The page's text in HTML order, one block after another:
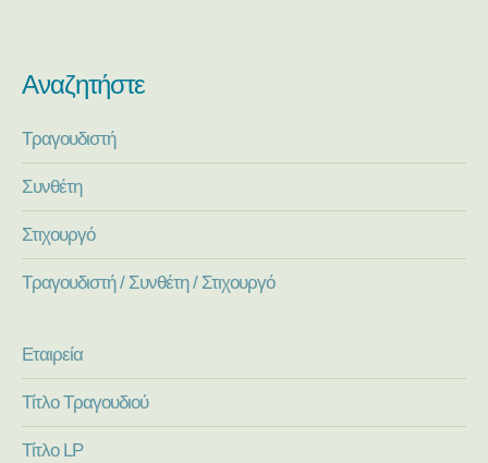
Αναζητήστε
Τραγουδιστή
Συνθέτη
Στιχουργό
Τραγουδιστή / Συνθέτη / Στιχουργό
Εταιρεία
Τίτλο Τραγουδιού
Τίτλο LP